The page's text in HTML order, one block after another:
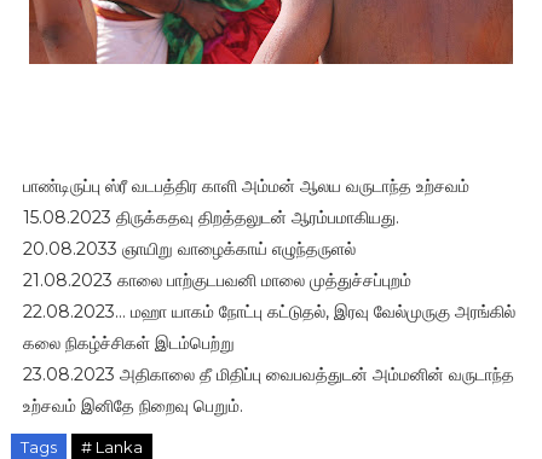
பாண்டிருப்பு ஸ்ரீ வடபத்திர காளி அம்மன் ஆலய வருடாந்த உற்சவம்
15.08.2023 திருக்கதவு திறத்தலுடன் ஆரம்பமாகியது.
20.08.2033 ஞாயிறு வாழைக்காய் எழுந்தருளல்
21.08.2023 காலை பாற்குடபவனி மாலை முத்துச்சப்புறம்
22.08.2023… மஹா யாகம் நோட்பு கட்டுதல், இரவு வேல்முருகு அரங்கில்
கலை நிகழ்ச்சிகள் இடம்பெற்று
23.08.2023 அதிகாலை தீ மிதிப்பு வைபவத்துடன் அம்மனின் வருடாந்த
உற்சவம் இனிதே நிறைவு பெறும்.
Tags # Lanka